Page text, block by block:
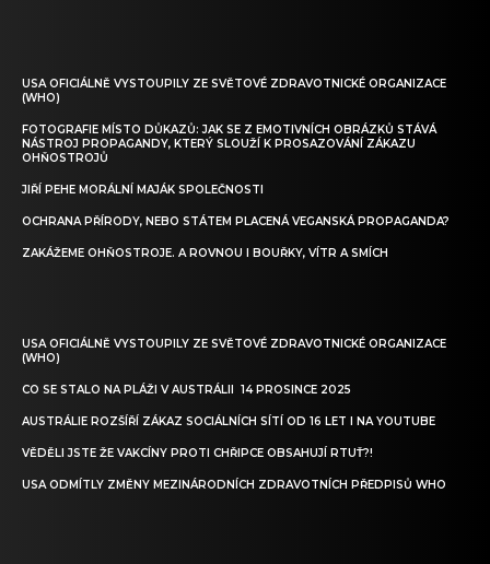
USA OFICIÁLNĚ VYSTOUPILY ZE SVĚTOVÉ ZDRAVOTNICKÉ ORGANIZACE
(WHO)
FOTOGRAFIE MÍSTO DŮKAZŮ: JAK SE Z EMOTIVNÍCH OBRÁZKŮ STÁVÁ
NÁSTROJ PROPAGANDY, KTERÝ SLOUŽÍ K PROSAZOVÁNÍ ZÁKAZU
OHŇOSTROJŮ
JIŘÍ PEHE MORÁLNÍ MAJÁK SPOLEČNOSTI
OCHRANA PŘÍRODY, NEBO STÁTEM PLACENÁ VEGANSKÁ PROPAGANDA?
ZAKÁŽEME OHŇOSTROJE. A ROVNOU I BOUŘKY, VÍTR A SMÍCH
USA OFICIÁLNĚ VYSTOUPILY ZE SVĚTOVÉ ZDRAVOTNICKÉ ORGANIZACE
(WHO)
CO SE STALO NA PLÁŽI V AUSTRÁLII 14 PROSINCE 2025
AUSTRÁLIE ROZŠÍŘÍ ZÁKAZ SOCIÁLNÍCH SÍTÍ OD 16 LET I NA YOUTUBE
VĚDĚLI JSTE ŽE VAKCÍNY PROTI CHŘIPCE OBSAHUJÍ RTUŤ?!
USA ODMÍTLY ZMĚNY MEZINÁRODNÍCH ZDRAVOTNÍCH PŘEDPISŮ WHO